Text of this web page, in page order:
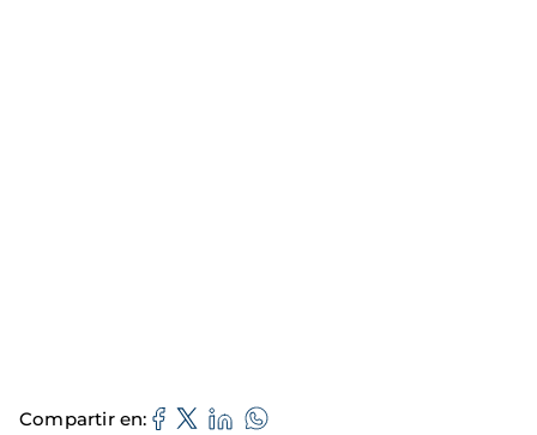
Compartir en